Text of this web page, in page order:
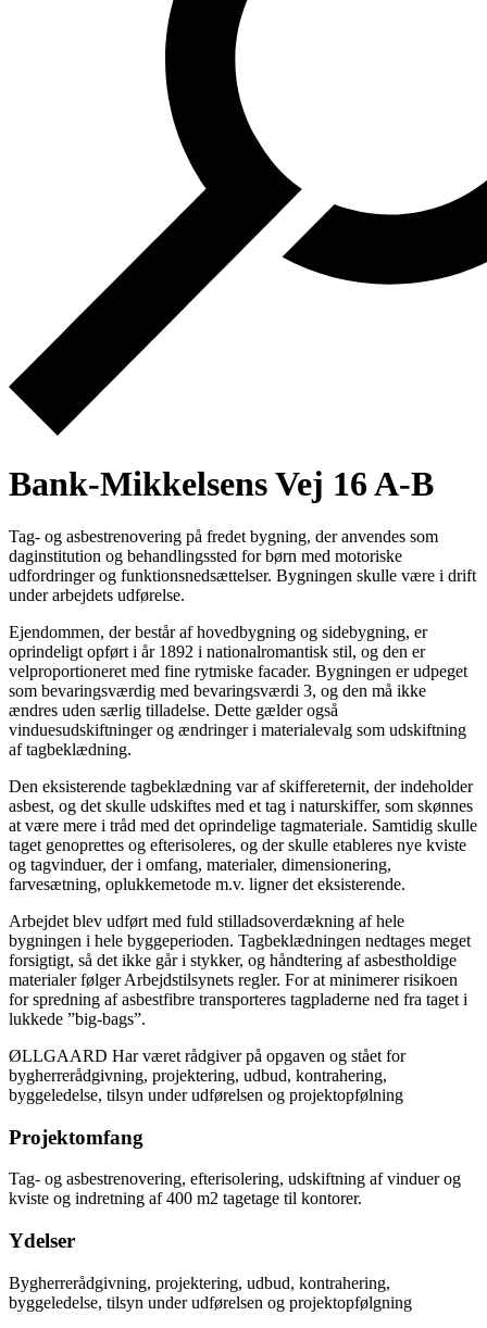
Bank-Mikkelsens Vej 16 A-B
Tag- og asbestrenovering på fredet bygning, der anvendes som
daginstitution og behand​lingssted for børn med motoriske
udfordringer og funktionsnedsættelser. Bygningen skulle være i drift
under arbejdets udførelse.
Ejendommen, der består af hovedbygning og sidebygning, er
oprindeligt opført i år 1892 i nationalromantisk stil, og den er
velproportioneret med fine rytmiske facader. Bygningen er udpeget
som bevaringsværdig med bevaringsværdi 3, og den må ikke
ændres uden særlig tilladelse. Dette gælder også
vinduesudskiftninger og ændringer i materialevalg som udskiftning
af tagbeklædning.
Den eksisterende tagbeklædning var af skiffereternit, der indeholder
asbest, og det skulle udskiftes med et tag i naturskiffer, som skønnes
at være mere i tråd med det oprindelige tagmateriale. Samtidig skulle
taget genoprettes og efterisoleres, og der skulle etableres nye kviste
og tagvinduer, der i omfang, materialer, dimensionering,
farvesætning, oplukkemetode m.v. ligner det eksisterende.
Arbejdet blev udført med fuld stilladsoverdækning af hele
bygningen i hele byggeperioden. Tagbeklædningen nedtages meget
forsigtigt, så det ikke går i stykker, og håndtering af asbestholdige
materialer følger Arbejdstilsynets regler. For at minimerer risikoen
for spredning af asbestfibre transporteres tagpladerne ned fra taget i
lukkede ”big-bags”.
ØLLGAARD Har været rådgiver på opgaven og stået for
bygherrerådgivning, projektering, udbud, kontrahering,
byggeledelse, tilsyn under udførelsen og projektopfølning
Projektomfang
Tag- og asbestrenovering, efterisolering, udskiftning af vinduer og
kviste og indretning af 400 m2 tagetage til kontorer.
Ydelser
Bygherrerådgivning, projektering, udbud, kontrahering,
byggeledelse, tilsyn under udførelsen og projektopfølgning